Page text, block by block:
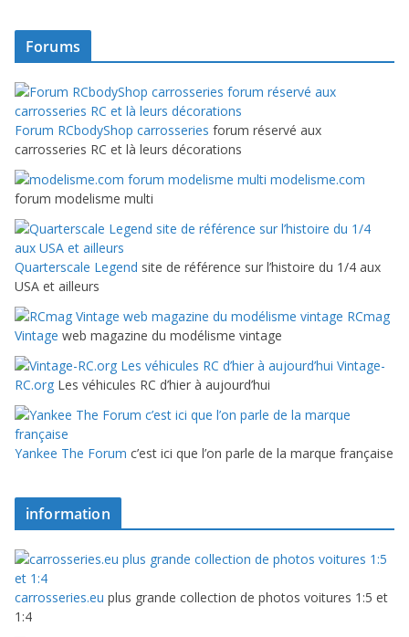
Forums
Forum RCbodyShop carrosseries forum réservé aux
carrosseries RC et là leurs décorations
modelisme.com
forum modelisme multi
Quarterscale Legend site de référence sur l’histoire du 1/4 aux
USA et ailleurs
RCmag
Vintage web magazine du modélisme vintage
Vintage-
RC.org Les véhicules RC d’hier à aujourd’hui
Yankee The Forum c’est ici que l’on parle de la marque française
information
carrosseries.eu plus grande collection de photos voitures 1:5 et
1:4